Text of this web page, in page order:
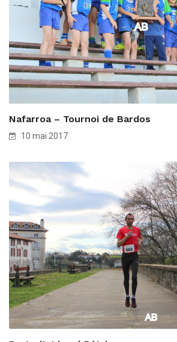
Nafarroa – Tournoi de Bardos
10 mai 2017